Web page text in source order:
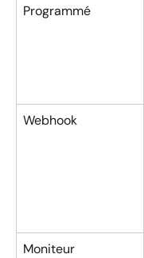
Programmé
Webhook
Moniteur